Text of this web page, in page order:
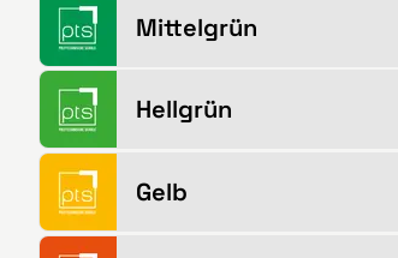
Mittelgrün
Hellgrün
Gelb